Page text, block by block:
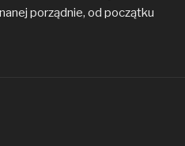
porządnie, od początku